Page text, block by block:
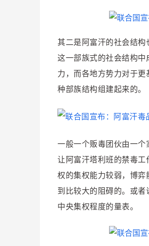
其二是阿富汗的社会结
这一部族式的社会结构
力，而各地方势力对于
种部族结构组建起来的。
一般一个贩毒团伙由一
让阿富汗塔利班的禁毒
权的集权能力较弱，博
到比较大的阻碍的。或
中央集权程度的量表。